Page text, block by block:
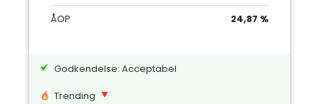
ÅOP
24,87 %
Godkendelse: Acceptabel
Trending